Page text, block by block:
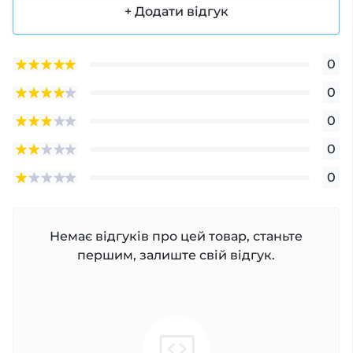
+ Додати відгук
0
0
0
0
0
Немає відгуків про цей товар, станьте
першим, залиште свій відгук.